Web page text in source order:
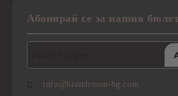
Абонирай се за нашия
info@brandroom-bg.com